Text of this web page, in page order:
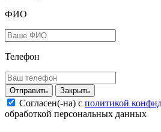
ФИО
Телефон
Закрыть
Согласен(-на) c политикой
обработкой персональных данных